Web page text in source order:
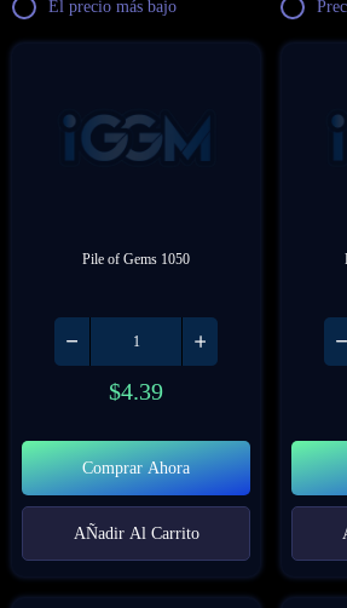
El precio más bajo
Pile of Gems 1050
$4.39
Comprar Ahora
AÑadir Al Carrito